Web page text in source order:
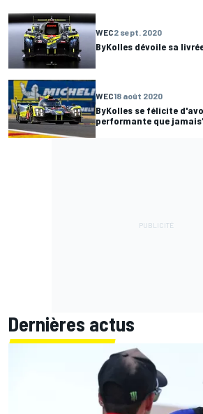
WEC2 sept. 2020
ByKolles dévoile sa
WEC18 août 2020
ByKolles se félicite
performante que
Dernières actus